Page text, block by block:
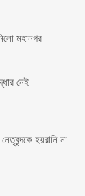
মহানগর
নেই
হয়রানি না